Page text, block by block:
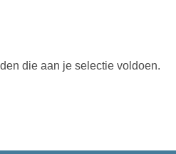
die aan je selectie voldoen.